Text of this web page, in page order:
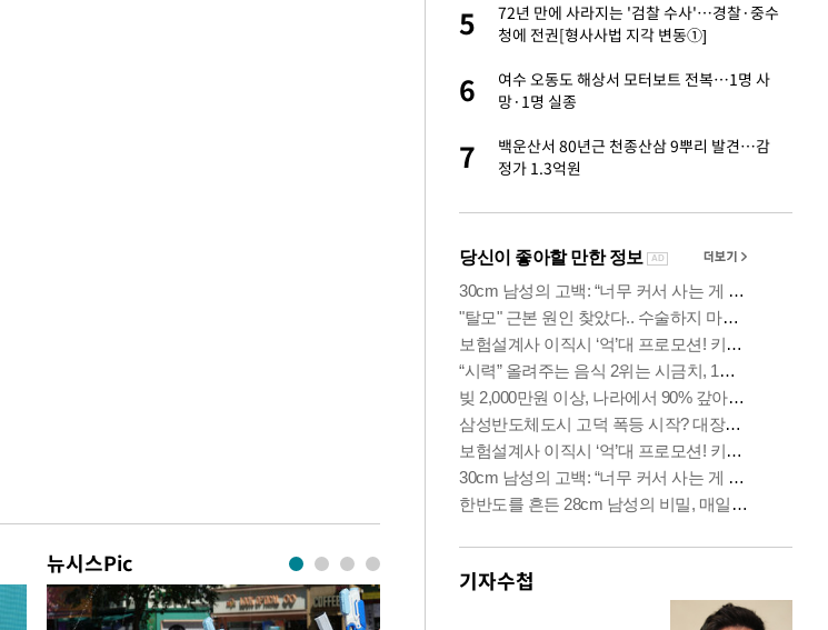
뉴시스Pic
5
72년 만에 사라지는 '검찰 수사'…경찰·중수
청에 전권[형사사법 지각 변동①]
6
여수 오동도 해상서 모터보트 전복…1명 사
망·1명 실종
7
백운산서 80년근 천종산삼 9뿌리 발견…감
정가 1.3억원
기자수첩